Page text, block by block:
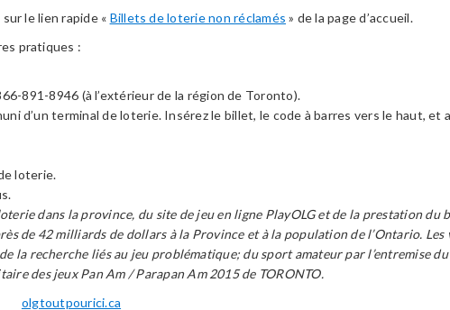
le lien rapide « Billets de loterie non réclamés » de la page d’accueil.
pratiques :
891-8946 (à l’extérieur de la région de Toronto).
d’un terminal de loterie. Insérez le billet, le code à barres vers le haut, et
loterie.
dans la province, du site de jeu en ligne PlayOLG et de la prestation du
de 42 milliards de dollars à la Province et à la population de l’Ontario. Les
recherche liés au jeu problématique; du sport amateur par l’entremise
des jeux Pan Am / Parapan Am 2015 de TORONTO.
olgtoutpourici.ca